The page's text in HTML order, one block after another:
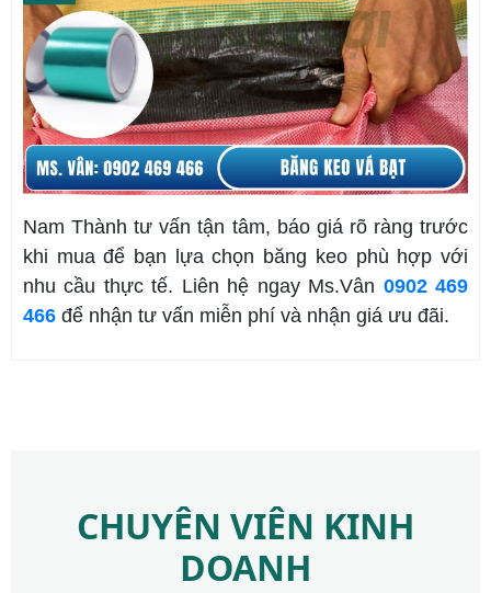
Nam Thành tư vấn tận tâm, báo giá rõ ràng trước
khi mua để bạn lựa chọn băng keo phù hợp với
nhu cầu thực tế. Liên hệ ngay Ms.Vân 0902 469
466 để nhận tư vấn miễn phí và nhận giá ưu đãi.
CHUYÊN VIÊN KINH
DOANH